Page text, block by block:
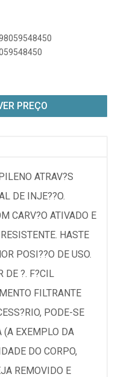
PREÇO
ATRAV?S
DE INJE??O.
CARV?O ATIVADO E
HASTE
POSI??O DE USO.
DE ?. F?CIL
FILTRANTE
PODE-SE
(A EXEMPLO DA
DO CORPO,
REMOVIDO E